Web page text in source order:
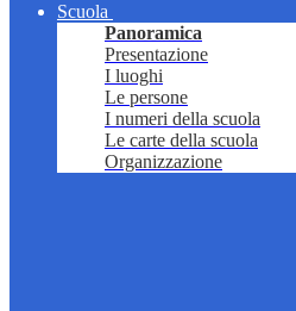
Scuola
Panoramica
Presentazione
I luoghi
Le persone
I numeri della scuola
Le carte della scuola
Organizzazione